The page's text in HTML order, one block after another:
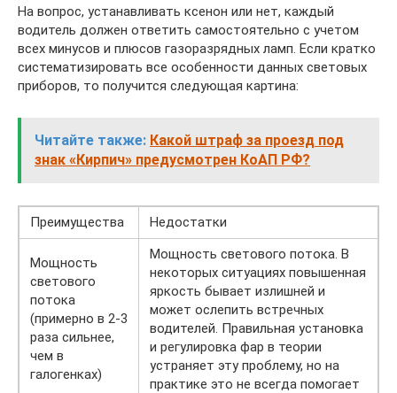
На вопрос, устанавливать ксенон или нет, каждый
водитель должен ответить самостоятельно с учетом
всех минусов и плюсов газоразрядных ламп. Если кратко
систематизировать все особенности данных световых
приборов, то получится следующая картина:
Читайте также: Какой штраф за проезд под
знак «Кирпич» предусмотрен КоАП РФ?
Преимущества Недостатки
Мощность
светового
потока
(примерно в 2-3
раза сильнее,
чем в
галогенках)
Мощность светового потока. В
некоторых ситуациях повышенная
яркость бывает излишней и
может ослепить встречных
водителей. Правильная установка
и регулировка фар в теории
устраняет эту проблему, но на
практике это не всегда помогает